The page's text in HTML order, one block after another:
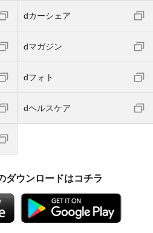
dカーシェア
dマガジン
dフォト
dヘルスケア
ダウンロードはコチラ